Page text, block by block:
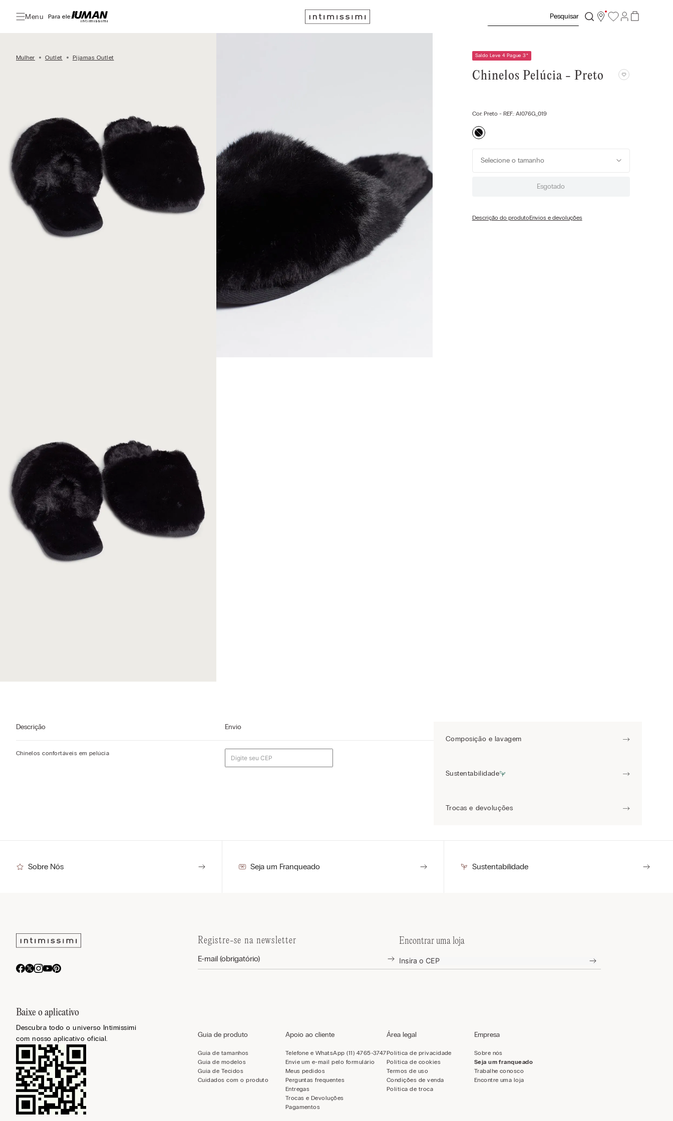
Menu Para ele:
Mulher Outlet Pijamas Outlet Saldo Leve 4 Pague 3*
Chinelos Pelúcia - Preto
Cor: Preto- REF.: AI076G_019
Selecione o tamanho
Esgotado
Descrição do produtoEnvios e devoluções
Descrição
Chinelos confortáveis em pelúcia
Envio
Composição e lavagem
Sustentabilidade
Trocas e devoluções
Sobre Nós Seja um Franqueado Sustentabilidade
Baixe o aplicativo
Descubra todo o universo Intimissimi
com nosso aplicativo oficial.
Registre-se na newsletter Encontrar uma loja
Guia de produto
Guia de tamanhos
Guia de modelos
Guia de Tecidos
Cuidados com o produto
Apoio ao cliente
Telefone e WhatsApp (11) 4765-3747
Envie um e-mail pelo formulário
Meus pedidos
Perguntas frequentes
Entregas
Trocas e Devoluções
Pagamentos
Área legal
Política de privacidade
Política de cookies
Termos de uso
Condições de venda
Política de troca
Empresa
Sobre nós
Seja um franqueado
Trabalhe conosco
Encontre uma loja